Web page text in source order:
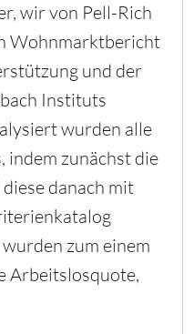
wir von Pell-Rich
Wohnmarktbericht
und der
Instituts
wurden alle
indem zunächst die
danach mit
zum einem
Arbeitslosquote,